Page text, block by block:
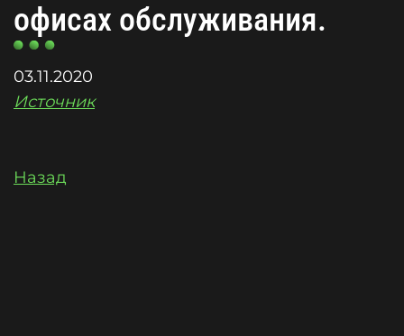
офисах обслуживания.
03.11.2020
Источник
Назад